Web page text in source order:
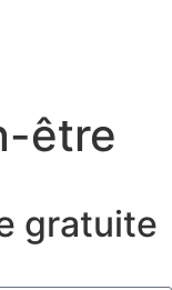
être
gratuite